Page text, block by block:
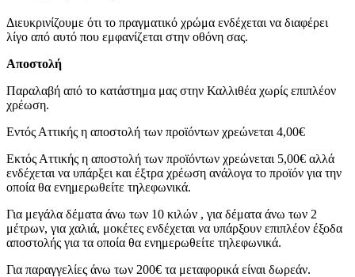
Διευκρινίζουμε ότι το πραγματικό χρώμα ενδέχεται να διαφέρει
λίγο από αυτό που εμφανίζεται στην οθόνη σας.
Αποστολή
Παραλαβή από το κατάστημα μας στην Καλλιθέα χωρίς επιπλέον
χρέωση.
Εντός Αττικής η αποστολή των προϊόντων χρεώνεται 4,00€
Εκτός Αττικής η αποστολή των προϊόντων χρεώνεται 5,00€ αλλά
ενδέχεται να υπάρξει και έξτρα χρέωση ανάλογα το προϊόν για την
οποία θα ενημερωθείτε τηλεφωνικά.
Για μεγάλα δέματα άνω των 10 κιλών , για δέματα άνω των 2
μέτρων, για χαλιά, μοκέτες ενδέχεται να υπάρξουν επιπλέον έξοδα
αποστολής για τα οποία θα ενημερωθείτε τηλεφωνικά.
Για παραγγελίες άνω των 200€ τα μεταφορικά είναι δωρεάν.